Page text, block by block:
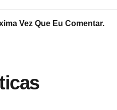
Vez Que Eu Comentar.